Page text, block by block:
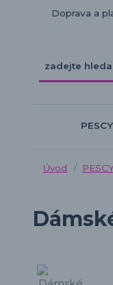
Doprava a
Úvod